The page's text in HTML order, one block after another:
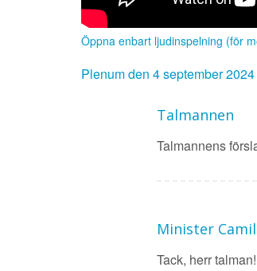
Öppna enbart ljudinspelning (för
Plenum den 4 september
Talmannen
Talmannens
Minister
Tack, herr